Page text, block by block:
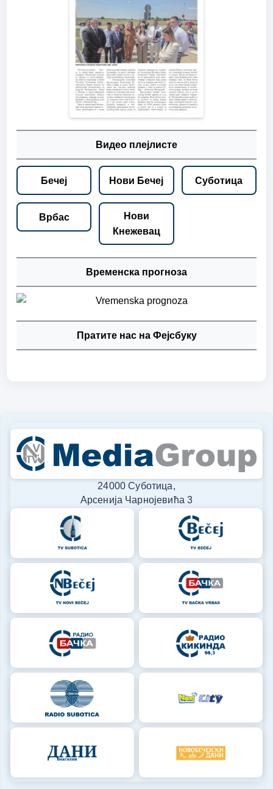
Видео плејлисте
Бечеј Нови Бечеј Суботица
Врбас
Нови
Кнежевац
Временска прогноза
Пратите нас на Фејсбуку
24000 Суботица,
Арсенија Чарнојевића 3